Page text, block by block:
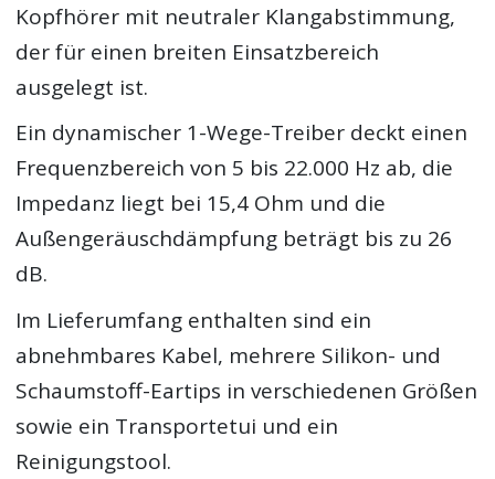
Kopfhörer mit neutraler Klangabstimmung,
der für einen breiten Einsatzbereich
ausgelegt ist.
Ein dynamischer 1-Wege-Treiber deckt einen
Frequenzbereich von 5 bis 22.000 Hz ab, die
Impedanz liegt bei 15,4 Ohm und die
Außengeräuschdämpfung beträgt bis zu 26
dB.
Im Lieferumfang enthalten sind ein
abnehmbares Kabel, mehrere Silikon- und
Schaumstoff-Eartips in verschiedenen Größen
sowie ein Transportetui und ein
Reinigungstool.